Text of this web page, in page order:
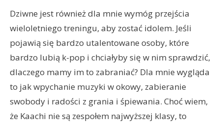
Dziwne jest również dla mnie wymóg przejścia
wieloletniego treningu, aby zostać idolem. Jeśli
pojawią się bardzo utalentowane osoby, które
bardzo lubią k-pop i chciałyby się w nim sprawdzić,
dlaczego mamy im to zabraniać? Dla mnie wygląda
to jak wpychanie muzyki w okowy, zabieranie
swobody i radości z grania i śpiewania. Choć wiem,
że Kaachi nie są zespołem najwyższej klasy, to